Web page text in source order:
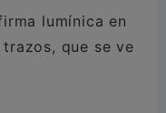
lumínica en
que se ve